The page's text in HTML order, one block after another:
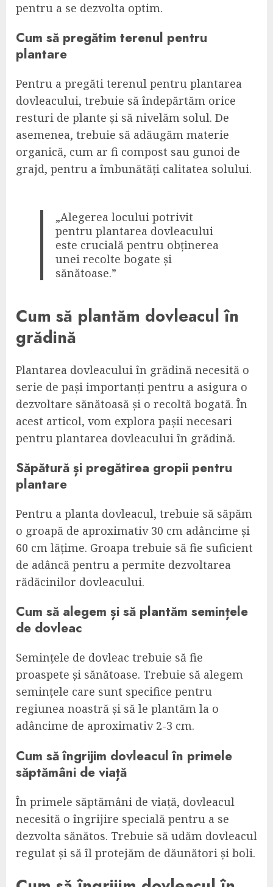
pentru a se dezvolta optim.
Cum să pregătim terenul pentru
plantare
Pentru a pregăti terenul pentru plantarea
dovleacului, trebuie să îndepărtăm orice
resturi de plante și să nivelăm solul. De
asemenea, trebuie să adăugăm materie
organică, cum ar fi compost sau gunoi de
grajd, pentru a îmbunătăți calitatea solului.
„Alegerea locului potrivit
pentru plantarea dovleacului
este crucială pentru obținerea
unei recolte bogate și
sănătoase.”
Cum să plantăm dovleacul în
grădină
Plantarea dovleacului în grădină necesită o
serie de pași importanți pentru a asigura o
dezvoltare sănătoasă și o recoltă bogată. În
acest articol, vom explora pașii necesari
pentru plantarea dovleacului în grădină.
Săpătură și pregătirea gropii pentru
plantare
Pentru a planta dovleacul, trebuie să săpăm
o groapă de aproximativ 30 cm adâncime și
60 cm lățime. Groapa trebuie să fie suficient
de adâncă pentru a permite dezvoltarea
rădăcinilor dovleacului.
Cum să alegem și să plantăm semințele
de dovleac
Semințele de dovleac trebuie să fie
proaspete și sănătoase. Trebuie să alegem
semințele care sunt specifice pentru
regiunea noastră și să le plantăm la o
adâncime de aproximativ 2-3 cm.
Cum să îngrijim dovleacul în primele
săptămâni de viață
În primele săptămâni de viață, dovleacul
necesită o îngrijire specială pentru a se
dezvolta sănătos. Trebuie să udăm dovleacul
regulat și să îl protejăm de dăunători și boli.